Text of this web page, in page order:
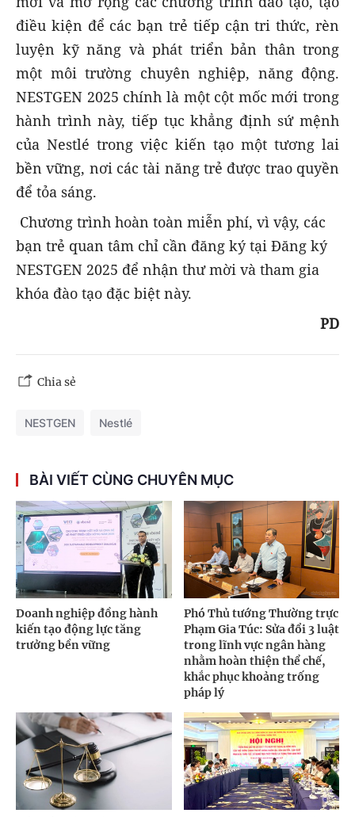
điều kiện để các bạn trẻ tiếp cận tri thức, rèn
luyện kỹ năng và phát triển bản thân trong
một môi trường chuyên nghiệp, năng động.
NESTGEN 2025 chính là một cột mốc mới trong
hành trình này, tiếp tục khẳng định sứ mệnh
của Nestlé trong việc kiến tạo một tương lai
bền vững, nơi các tài năng trẻ được trao quyền
để tỏa sáng.
Chương trình hoàn toàn miễn phí, vì vậy, các
bạn trẻ quan tâm chỉ cần đăng ký tại Đăng ký
NESTGEN 2025 để nhận thư mời và tham gia
khóa đào tạo đặc biệt này.
PD
Chia sẻ
NESTGEN Nestlé
BÀI VIẾT CÙNG CHUYÊN MỤC
Doanh nghiệp đồng hành
kiến tạo động lực tăng
trưởng bền vững
Phó Thủ tướng Thường trực
Phạm Gia Túc: Sửa đổi 3 luật
trong lĩnh vực ngân hàng
nhằm hoàn thiện thể chế,
khắc phục khoảng trống
pháp lý